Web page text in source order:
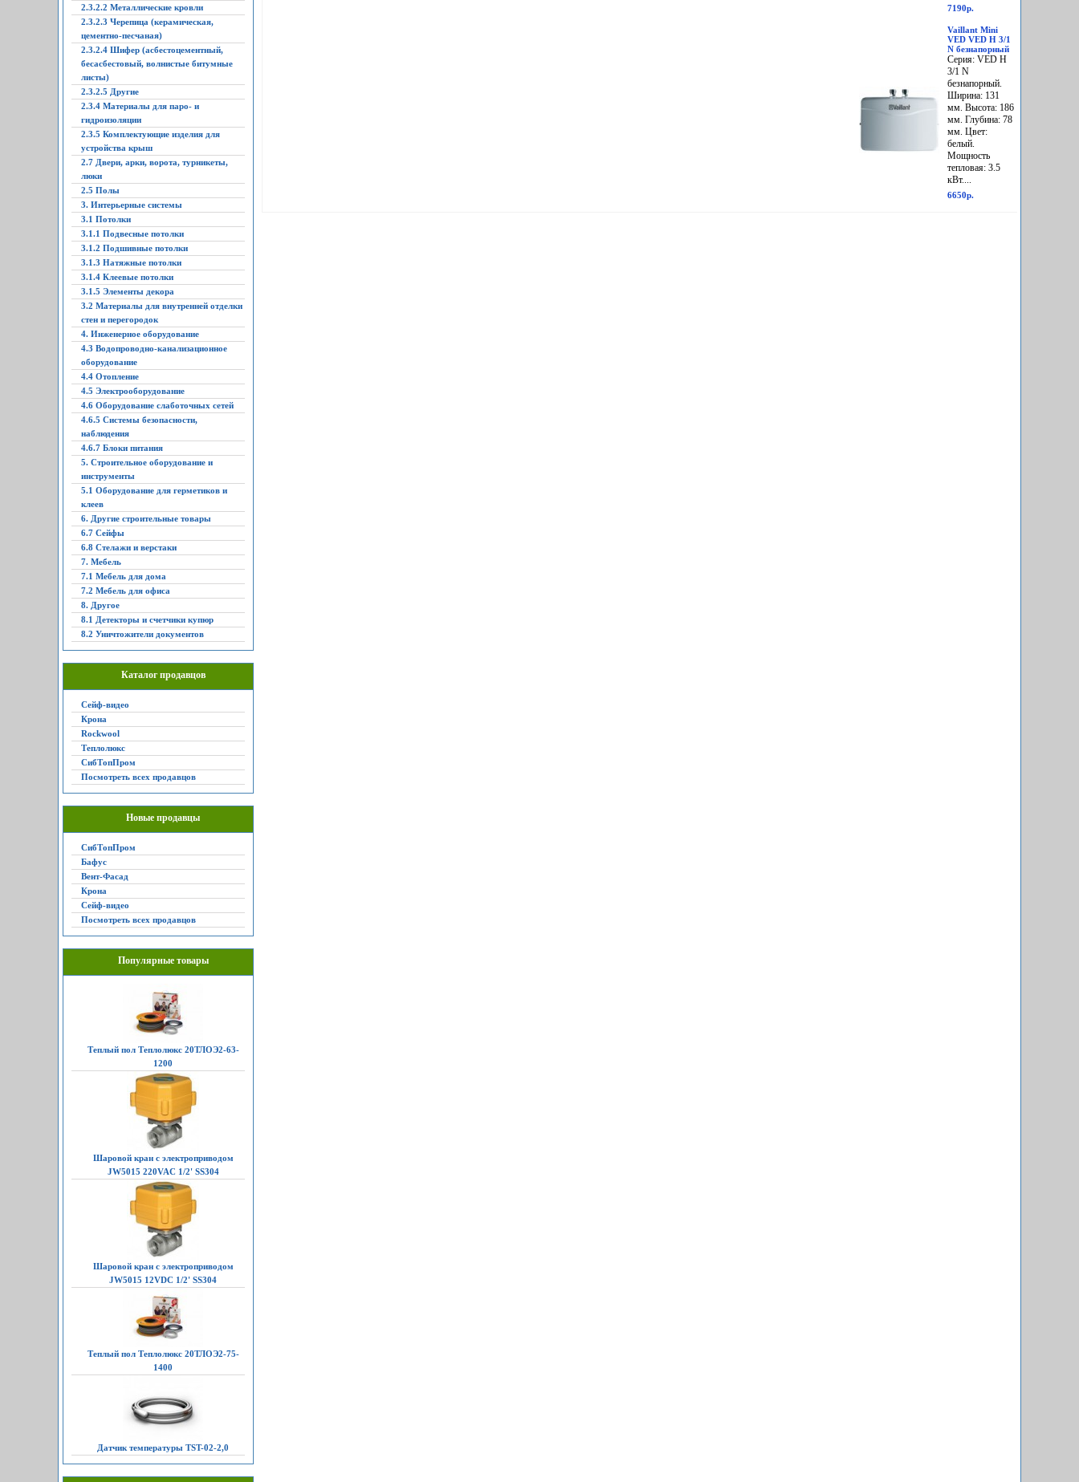
2.3.2.2 Металлические кровли
2.3.2.3 Черепица (керамическая,
цементно-песчаная)
2.3.2.4 Шифер (асбестоцементный,
бесасбестовый, волнистые битумные
листы)
2.3.2.5 Другие
2.3.4 Материалы для паро- и
гидроизоляции
2.3.5 Комплектующие изделия для
устройства крыш
2.7 Двери, арки, ворота, турникеты,
люки
2.5 Полы
3. Интерьерные системы
3.1 Потолки
3.1.1 Подвесные потолки
3.1.2 Подшивные потолки
3.1.3 Натяжные потолки
3.1.4 Клеевые потолки
3.1.5 Элементы декора
3.2 Материалы для внутренней отделки
стен и перегородок
4. Инженерное оборудование
4.3 Водопроводно-канализационное
оборудование
4.4 Отопление
4.5 Электрооборудование
4.6 Оборудование слаботочных сетей
4.6.5 Системы безопасности,
наблюдения
4.6.7 Блоки питания
5. Строительное оборудование и
инструменты
5.1 Оборудование для герметиков и
клеев
6. Другие строительные товары
6.7 Сейфы
6.8 Стелажи и верстаки
7. Мебель
7.1 Мебель для дома
7.2 Мебель для офиса
8. Другое
8.1 Детекторы и счетчики купюр
8.2 Уничтожители документов
Каталог продавцов
Сейф-видео
Крона
Rockwool
Теплолюкс
СибТопПром
Посмотреть всех продавцов
Новые продавцы
СибТопПром
Бафус
Вент-Фасад
Крона
Сейф-видео
Посмотреть всех продавцов
Популярные товары
Теплый пол Теплолюкс 20ТЛОЭ2-63-
1200
Шаровой кран с электроприводом
JW5015 220VAC 1/2' SS304
Шаровой кран с электроприводом
JW5015 12VDC 1/2' SS304
Теплый пол Теплолюкс 20ТЛОЭ2-75-
1400
Датчик температуры TST-02-2,0
7190р.
Vaillant Mini
VED VED H 3/1
N безнапорный
Серия: VED H
3/1 N
безнапорный.
Ширина: 131
мм. Высота: 186
мм. Глубина: 78
мм. Цвет:
белый.
Мощность
тепловая: 3.5
кВт....
6650р.